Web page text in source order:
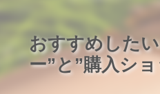
おすすめした
ー”と”購入シ